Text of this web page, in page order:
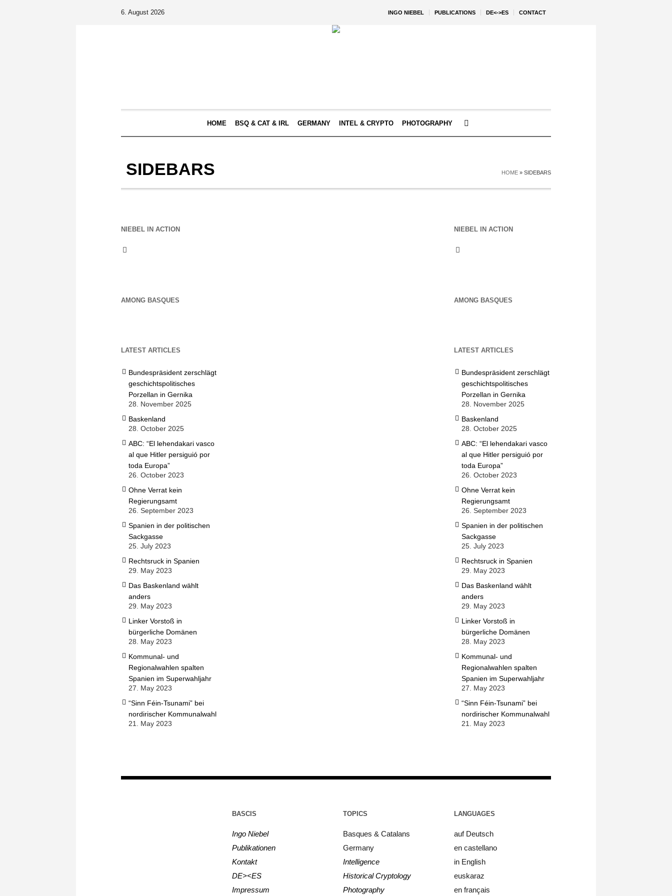
INGO NIEBEL PUBLICATIONS DE<->ES CONTACT
6. August 2026
HOME BSQ & CAT & IRL GERMANY INTEL & CRYPTO PHOTOGRAPHY
SIDEBARS HOME » SIDEBARS
NIEBEL IN ACTION
AMONG BASQUES
LATEST ARTICLES
Bundespräsident zerschlägt
geschichtspolitisches
Porzellan in Gernika
28. November 2025
Baskenland
28. October 2025
ABC: “El lehendakari vasco
al que Hitler persiguió por
toda Europa”
26. October 2023
Ohne Verrat kein
Regierungsamt
26. September 2023
Spanien in der politischen
Sackgasse
25. July 2023
Rechtsruck in Spanien
29. May 2023
Das Baskenland wählt
anders
29. May 2023
Linker Vorstoß in
bürgerliche Domänen
28. May 2023
Kommunal- und
Regionalwahlen spalten
Spanien im Superwahljahr
27. May 2023
“Sinn Féin-Tsunami” bei
nordirischer Kommunalwahl
21. May 2023
NIEBEL IN ACTION
AMONG BASQUES
LATEST ARTICLES
Bundespräsident zerschlägt
geschichtspolitisches
Porzellan in Gernika
28. November 2025
Baskenland
28. October 2025
ABC: “El lehendakari vasco
al que Hitler persiguió por
toda Europa”
26. October 2023
Ohne Verrat kein
Regierungsamt
26. September 2023
Spanien in der politischen
Sackgasse
25. July 2023
Rechtsruck in Spanien
29. May 2023
Das Baskenland wählt
anders
29. May 2023
Linker Vorstoß in
bürgerliche Domänen
28. May 2023
Kommunal- und
Regionalwahlen spalten
Spanien im Superwahljahr
27. May 2023
“Sinn Féin-Tsunami” bei
nordirischer Kommunalwahl
21. May 2023
BASCIS
Ingo Niebel
Publikationen
Kontakt
DE><ES
Impressum
TOPICS
Basques & Catalans
Germany
Intelligence
Historical Cryptology
Photography
LANGUAGES
auf Deutsch
en castellano
in English
euskaraz
en français